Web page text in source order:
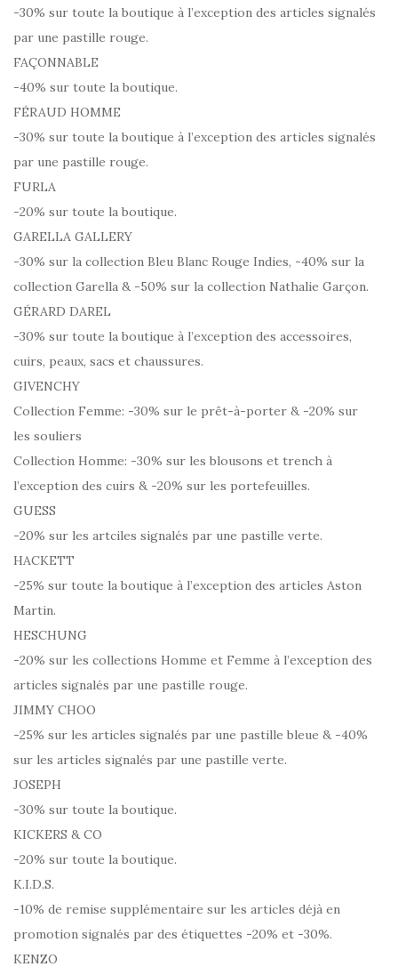
-30% sur toute la boutique à l’exception des articles signalés
par une pastille rouge.
FAÇONNABLE
-40% sur toute la boutique.
FÉRAUD HOMME
-30% sur toute la boutique à l’exception des articles signalés
par une pastille rouge.
FURLA
-20% sur toute la boutique.
GARELLA GALLERY
-30% sur la collection Bleu Blanc Rouge Indies, -40% sur la
collection Garella & -50% sur la collection Nathalie Garçon.
GÉRARD DAREL
-30% sur toute la boutique à l’exception des accessoires,
cuirs, peaux, sacs et chaussures.
GIVENCHY
Collection Femme: -30% sur le prêt-à-porter & -20% sur
les souliers
Collection Homme: -30% sur les blousons et trench à
l’exception des cuirs & -20% sur les portefeuilles.
GUESS
-20% sur les artciles signalés par une pastille verte.
HACKETT
-25% sur toute la boutique à l’exception des articles Aston
Martin.
HESCHUNG
-20% sur les collections Homme et Femme à l’exception des
articles signalés par une pastille rouge.
JIMMY CHOO
-25% sur les articles signalés par une pastille bleue & -40%
sur les articles signalés par une pastille verte.
JOSEPH
-30% sur toute la boutique.
KICKERS & CO
-20% sur toute la boutique.
K.I.D.S.
-10% de remise supplémentaire sur les articles déjà en
promotion signalés par des étiquettes -20% et -30%.
KENZO